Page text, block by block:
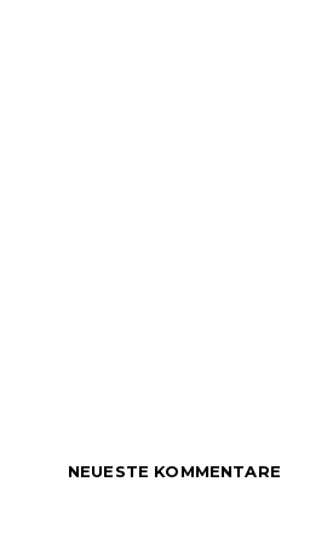
NEUESTE KOMMENTARE